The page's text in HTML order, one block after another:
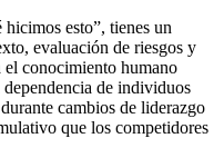
esto”, tienes un
evaluación de riesgos y
el conocimiento humano
de individuos
cambios de liderazgo
que los competidores